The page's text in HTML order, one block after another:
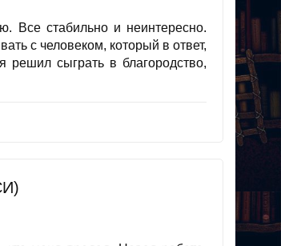
Все стабильно и неинтересно.
с человеком, который в ответ,
сыграть в благородство,